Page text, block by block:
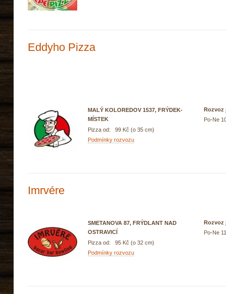
Eddyho Pizza
MALÝ KOLOREDOV 1537, FRÝDEK-
MÍSTEK
Pizza od: 99 Kč (o 35 cm)
Podmínky rozvozu
Rozvoz
Po-Ne
Imrvére
SMETANOVA 87, FRÝDLANT NAD
OSTRAVICÍ
Pizza od: 95 Kč (o 32 cm)
Podmínky rozvozu
Rozvoz
Po-Ne